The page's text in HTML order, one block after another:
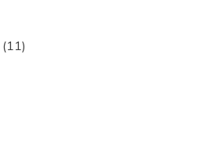
(11)